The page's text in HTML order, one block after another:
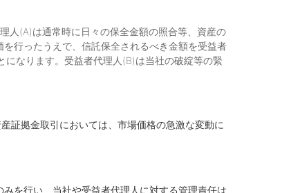
人(A)は通常時に日々の保全金額の照合等、資産の
行ったうえで、信託保全されるべき金額を受益者
なります。受益者代理人(B)は当社の破綻等の緊
証拠金取引においては、市場価格の急激な変動に
を行い、当社や受益者代理人に対する管理責任は